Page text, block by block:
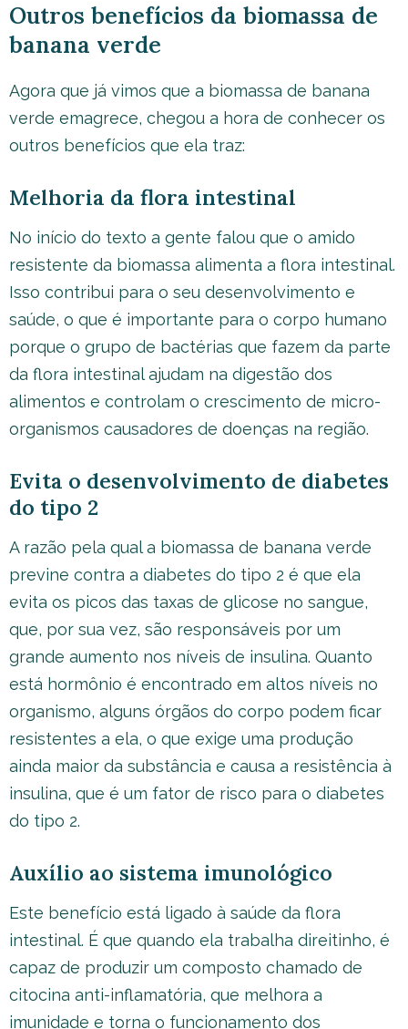
Outros benefícios da biomassa de
banana verde
Agora que já vimos que a biomassa de banana
verde emagrece, chegou a hora de conhecer os
outros benefícios que ela traz:
Melhoria da flora intestinal
No início do texto a gente falou que o amido
resistente da biomassa alimenta a flora intestinal.
Isso contribui para o seu desenvolvimento e
saúde, o que é importante para o corpo humano
porque o grupo de bactérias que fazem da parte
da flora intestinal ajudam na digestão dos
alimentos e controlam o crescimento de micro-
organismos causadores de doenças na região.
Evita o desenvolvimento de diabetes
do tipo 2
A razão pela qual a biomassa de banana verde
previne contra a diabetes do tipo 2 é que ela
evita os picos das taxas de glicose no sangue,
que, por sua vez, são responsáveis por um
grande aumento nos níveis de insulina. Quanto
está hormônio é encontrado em altos níveis no
organismo, alguns órgãos do corpo podem ficar
resistentes a ela, o que exige uma produção
ainda maior da substância e causa a resistência à
insulina, que é um fator de risco para o diabetes
do tipo 2.
Auxílio ao sistema imunológico
Este benefício está ligado à saúde da flora
intestinal. É que quando ela trabalha direitinho, é
capaz de produzir um composto chamado de
citocina anti-inflamatória, que melhora a
imunidade e torna o funcionamento dos